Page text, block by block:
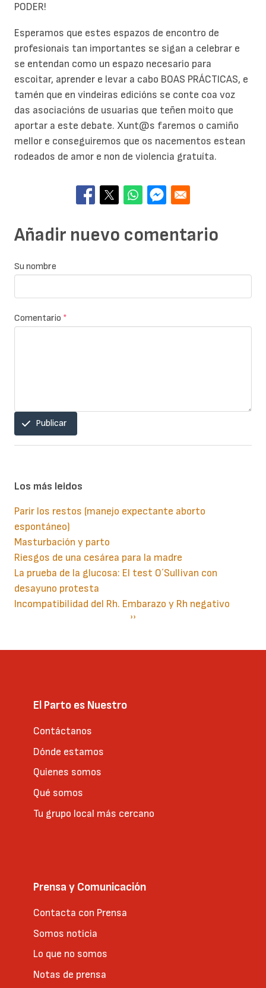
PODER!
Esperamos que estes espazos de encontro de
profesionais tan importantes se sigan a celebrar e
se entendan como un espazo necesario para
escoitar, aprender e levar a cabo BOAS PRÁCTICAS, e
tamén que en vindeiras edicións se conte coa voz
das asociacións de usuarias que teñen moito que
aportar a este debate. Xunt@s faremos o camiño
mellor e conseguiremos que os nacementos estean
rodeados de amor e non de violencia gratuíta.
Añadir nuevo comentario
Su nombre
Comentario *
Publicar
Los más leidos
Parir los restos (manejo expectante aborto
espontáneo)
Masturbación y parto
Riesgos de una cesárea para la madre
La prueba de la glucosa: El test O´Sullivan con
desayuno protesta
Incompatibilidad del Rh. Embarazo y Rh negativo
Siguiente
››
El Parto es Nuestro
Contáctanos
Dónde estamos
Quienes somos
Qué somos
Tu grupo local más cercano
Prensa y Comunicación
Contacta con Prensa
Somos noticia
Lo que no somos
Notas de prensa